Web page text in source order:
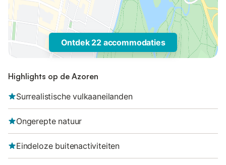
Ontdek 22 accommodaties
Highlights op de Azoren
Surrealistische vulkaaneilanden
Ongerepte natuur
Eindeloze buitenactiviteiten